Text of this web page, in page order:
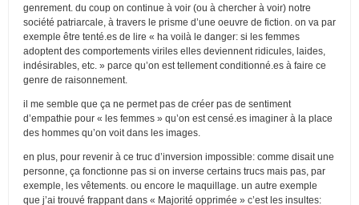
genrement. du coup on continue à voir (ou à chercher à voir) notre
société patriarcale, à travers le prisme d’une oeuvre de fiction. on va par
exemple être tenté.es de lire « ha voilà le danger: si les femmes
adoptent des comportements viriles elles deviennent ridicules, laides,
indésirables, etc. » parce qu’on est tellement conditionné.es à faire ce
genre de raisonnement.
il me semble que ça ne permet pas de créer pas de sentiment
d’empathie pour « les femmes » qu’on est censé.es imaginer à la place
des hommes qu’on voit dans les images.
en plus, pour revenir à ce truc d’inversion impossible: comme disait une
personne, ça fonctionne pas si on inverse certains trucs mais pas, par
exemple, les vêtements. ou encore le maquillage. un autre exemple
que j’ai trouvé frappant dans « Majorité opprimée » c’est les insultes: